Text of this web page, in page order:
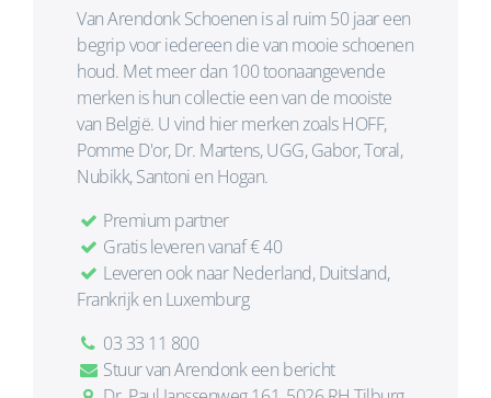
Van Arendonk Schoenen is al ruim 50 jaar een
begrip voor iedereen die van mooie schoenen
houd. Met meer dan 100 toonaangevende
merken is hun collectie een van de mooiste
van België. U vind hier merken zoals HOFF,
Pomme D'or, Dr. Martens, UGG, Gabor, Toral,
Nubikk, Santoni en Hogan.
Premium partner
Gratis leveren vanaf € 40
Leveren ook naar Nederland, Duitsland,
Frankrijk en Luxemburg
03 33 11 800
Stuur van Arendonk een bericht